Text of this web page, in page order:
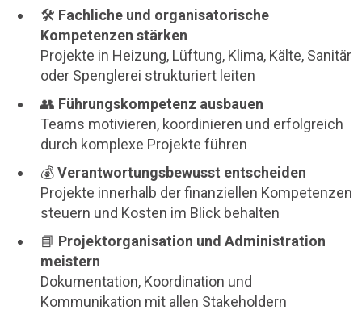
🛠️ Fachliche und organisatorische
Kompetenzen stärken
Projekte in Heizung, Lüftung, Klima, Kälte, Sanitär
oder Spenglerei strukturiert leiten
👥 Führungskompetenz ausbauen
Teams motivieren, koordinieren und erfolgreich
durch komplexe Projekte führen
💰Verantwortungsbewusst entscheiden
Projekte innerhalb der finanziellen Kompetenzen
steuern und Kosten im Blick behalten
📘 Projektorganisation und Administration
meistern
Dokumentation, Koordination und
Kommunikation mit allen Stakeholdern